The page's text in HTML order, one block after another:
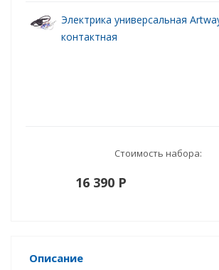
Электрика универсальная
контактная
Стоимость набора:
16 390 P
Описание